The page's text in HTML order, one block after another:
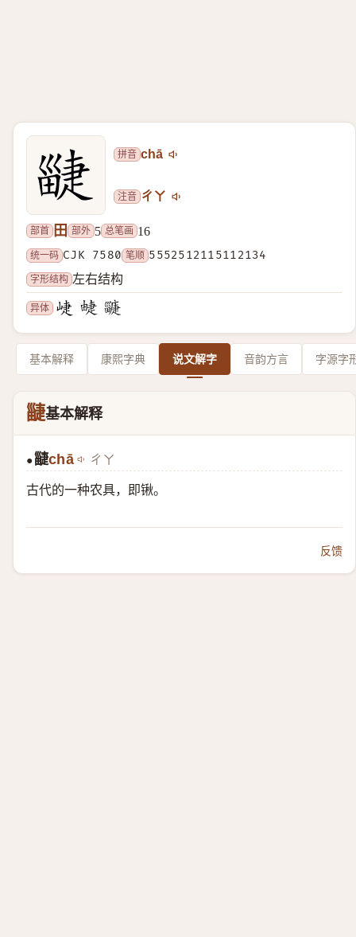
拼音 chā
注音 ㄔㄚ
部首 田 部外 5 总笔画 16
统一码 CJK 7580 笔顺 5552512115112134
字形结构 左右结构
异体
基本解释 康熙字典 说文解字 音韵方言 字源字
疀基本解释
●疀chā ㄔㄚ
古代的一种农具，即锹。
反馈